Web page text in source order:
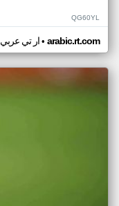
QG60YL
ار تي عربي• arabic.rt.com